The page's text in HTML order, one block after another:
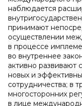
наблюдается
принимают
осуществлении
в процессе
во внутреннее
активно развивают
новых и
сотрудничества; в
многосторонних
в лице